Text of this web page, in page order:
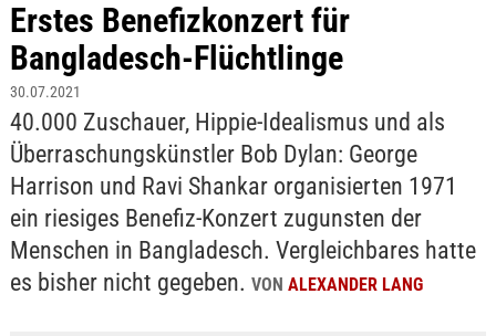
Erstes Benefizkonzert für
Bangladesch-Flüchtlinge
30.07.2021
40.000 Zuschauer, Hippie-Idealismus und als
Überraschungskünstler Bob Dylan: George
Harrison und Ravi Shankar organisierten 1971
ein riesiges Benefiz-Konzert zugunsten der
Menschen in Bangladesch. Vergleichbares hatte
es bisher nicht gegeben. VON ALEXANDER LANG